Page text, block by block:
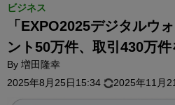
ビジネス
「EXPO2025デジタルウ
ント50万件、取引430万
By 増田隆幸
2025年8月25日15:34
2025年11月